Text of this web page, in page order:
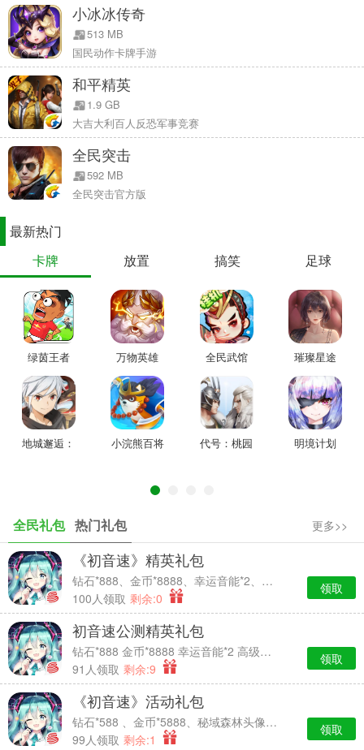
新守护者，以其强大的科技力量帮助车手们夺取胜利。
活动二：夜羽鸿运宝箱首发
活动时间：
4月19日-5月26日
▲夜羽鸿运宝箱
夜羽星魂，爱意闪耀。4月19日-5月26日期间，夜羽鸿运宝箱在商城
首发，售价25钻/个，开启宝箱必得奖励，获得的奖励不重复，最终车
手们可以获得全套
夜羽星魂套装 夜羽星魂戒指。
小冰冰传奇
513 MB
国民动作卡牌手游
和平精英
1.9 GB
大吉大利百人反恐军事竞赛
全民突击
592 MB
全民突击官方版
最新热门
卡牌
放置 搞笑 足球
绿茵王者 万物英雄 全民武馆 璀璨星途
地城邂逅：
小浣熊百将
代号：桃园 明境计划
全民礼包 热门礼包 更多>>
《初音速》精英礼包
钻石*888、金币*8888、幸运音能*2、高级经验卡*2
100人领取 剩余:0
领取
初音速公测精英礼包
钻石*888 金币*8888 幸运音能*2 高级经验卡*2
91人领取 剩余:9
领取
《初音速》活动礼包
钻石*588 、金币*5888、秘域森林头像框*7天时效、中级经验卡*2
99人领取 剩余:1
领取